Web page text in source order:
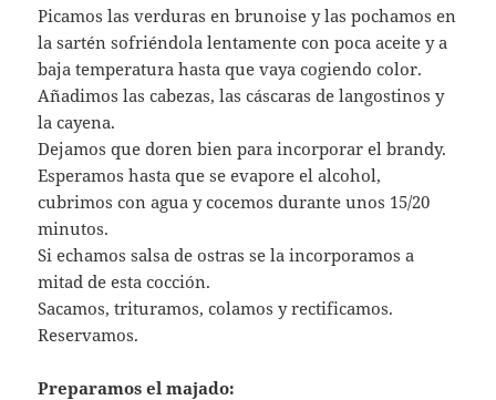
Picamos las verduras en brunoise y las pochamos en
la sartén sofriéndola lentamente con poca aceite y a
baja temperatura hasta que vaya cogiendo color.
Añadimos las cabezas, las cáscaras de langostinos y
la cayena.
Dejamos que doren bien para incorporar el brandy.
Esperamos hasta que se evapore el alcohol,
cubrimos con agua y cocemos durante unos 15/20
minutos.
Si echamos salsa de ostras se la incorporamos a
mitad de esta cocción.
Sacamos, trituramos, colamos y rectificamos.
Reservamos.
Preparamos el majado: